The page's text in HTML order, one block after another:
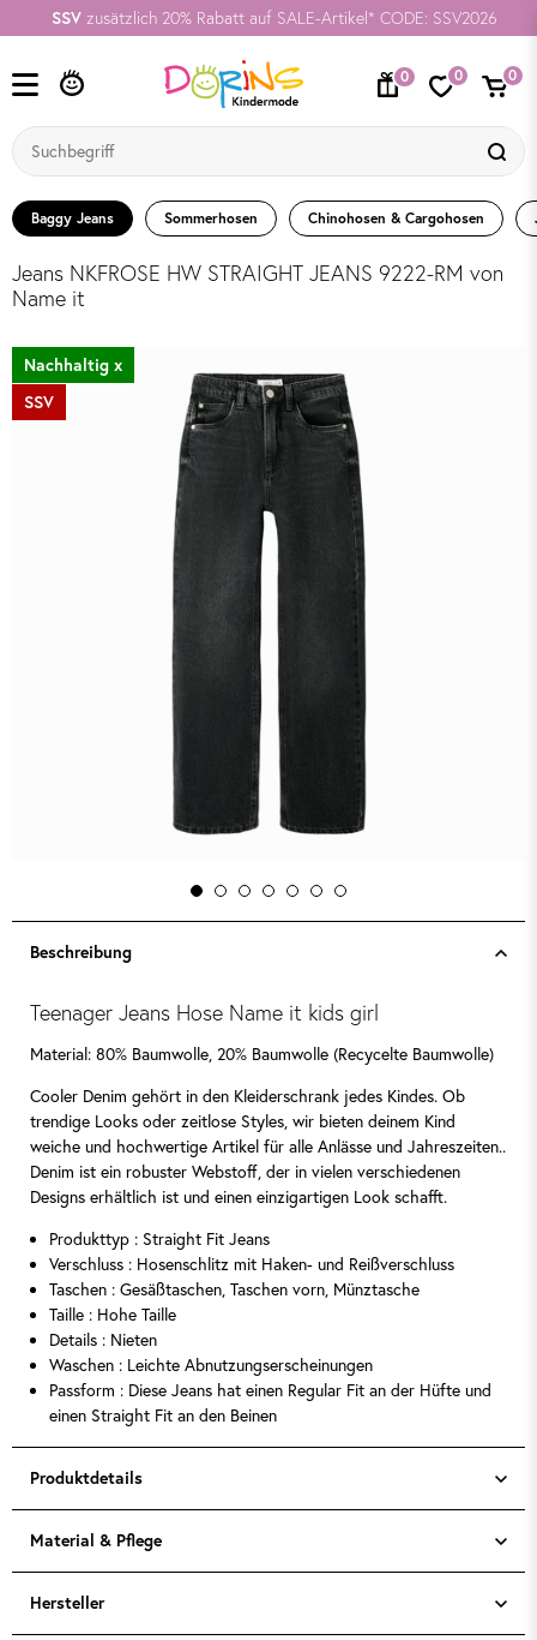
SSV zusätzlich 20% Rabatt auf SALE-Artikel* CODE: SSV2026
0 0 0
Chinohosen & Cargohosen
Sommerhosen
Baggy Jeans
Jeans NKFROSE HW STRAIGHT JEANS 9222-RM von
Name it
Nachhaltig x
SSV
Beschreibung
Produktdetails
Material & Pflege
Hersteller
Teenager Jeans Hose Name it kids girl
Material: 80% Baumwolle, 20% Baumwolle (Recycelte Baumwolle)
Cooler Denim gehört in den Kleiderschrank jedes Kindes. Ob
trendige Looks oder zeitlose Styles, wir bieten deinem Kind
weiche und hochwertige Artikel für alle Anlässe und Jahreszeiten..
Denim ist ein robuster Webstoff, der in vielen verschiedenen
Designs erhältlich ist und einen einzigartigen Look schafft.
Produkttyp : Straight Fit Jeans
Verschluss : Hosenschlitz mit Haken- und Reißverschluss
Taschen : Gesäßtaschen, Taschen vorn, Münztasche
Taille : Hohe Taille
Details : Nieten
Waschen : Leichte Abnutzungserscheinungen
Passform : Diese Jeans hat einen Regular Fit an der Hüfte und
einen Straight Fit an den Beinen